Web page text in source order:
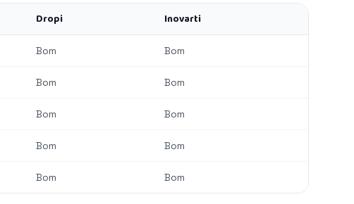
Dropi Inovarti
Bom Bom
Bom Bom
Bom Bom
Bom Bom
Bom Bom